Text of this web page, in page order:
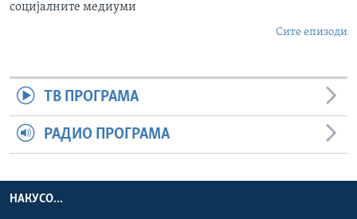
социјалните медиуми
Сите епизоди
ТВ ПРОГРАМА
РАДИО ПРОГРАМА
НАКУСО...